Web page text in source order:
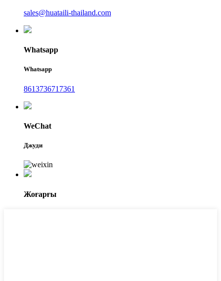
sales@huataili-thailand.com
Whatsapp
Whatsapp
8613736717361
WeChat
Джуди
Жоғарғы